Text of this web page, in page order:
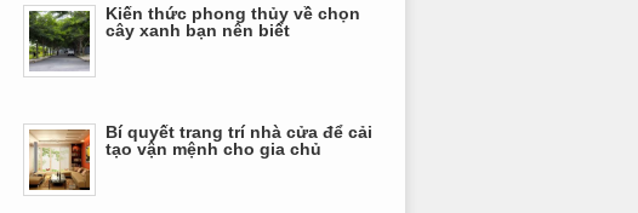
Kiến thức phong thủy về chọn
cây xanh bạn nên biết
Bí quyết trang trí nhà cửa để cải
tạo vận mệnh cho gia chủ